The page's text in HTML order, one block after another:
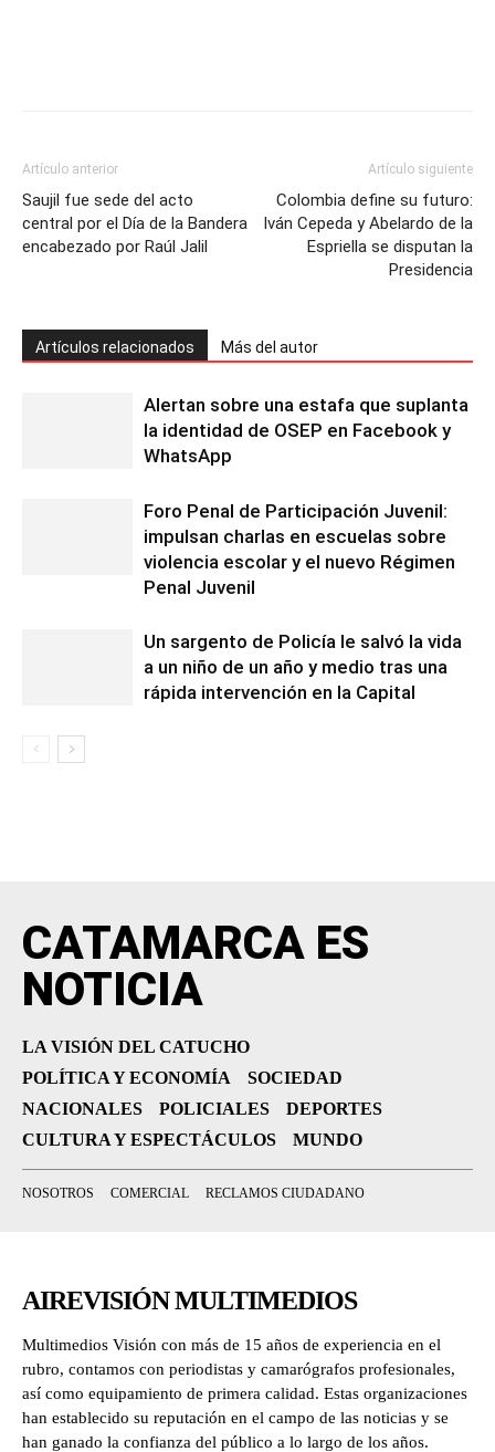
Artículo anterior
Saujil fue sede del acto
central por el Día de la Bandera
encabezado por Raúl Jalil
Artículo siguiente
Colombia define su futuro:
Iván Cepeda y Abelardo de la
Espriella se disputan la
Presidencia
Artículos relacionados Más del autor
Alertan sobre una estafa que suplanta
la identidad de OSEP en Facebook y
WhatsApp
Foro Penal de Participación Juvenil:
impulsan charlas en escuelas sobre
violencia escolar y el nuevo Régimen
Penal Juvenil
Un sargento de Policía le salvó la vida
a un niño de un año y medio tras una
rápida intervención en la Capital
CATAMARCA ES
NOTICIA
LA VISIÓN DEL CATUCHO
POLÍTICA Y ECONOMÍA
SOCIEDAD
NACIONALES
POLICIALES
DEPORTES
CULTURA Y ESPECTÁCULOS
MUNDO
NOSOTROS COMERCIAL RECLAMOS CIUDADANO
AIREVISIÓN MULTIMEDIOS
Multimedios Visión con más de 15 años de experiencia en el
rubro, contamos con periodistas y camarógrafos profesionales,
así como equipamiento de primera calidad. Estas organizaciones
han establecido su reputación en el campo de las noticias y se
han ganado la confianza del público a lo largo de los años.